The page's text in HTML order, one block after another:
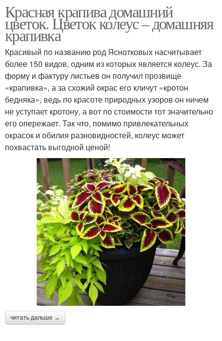
Красная крапива домашний
цветок. Цветок колеус – домашняя
крапивка
Красивый по названию род Яснотковых насчитывает
более 150 видов, одним из которых является колеус. За
форму и фактуру листьев он получил прозвище
«крапивка», а за схожий окрас его кличут «кротон
бедняка», ведь по красоте природных узоров он ничем
не уступает кротону, а вот по стоимости тот значительно
его опережает. Так что, помимо привлекательных
окрасок и обилия разновидностей, колеус может
похвастать выгодной ценой!
читать дальше →